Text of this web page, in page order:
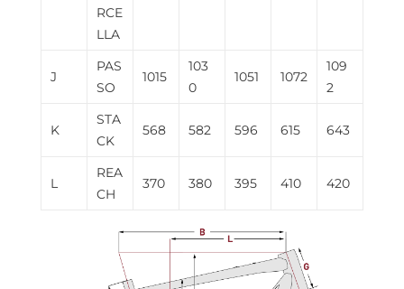
RCE
LLA
J
PAS
SO
1015
103
0
1051 1072
109
2
K
STA
CK
568 582 596 615 643
L
REA
CH
370 380 395 410 420